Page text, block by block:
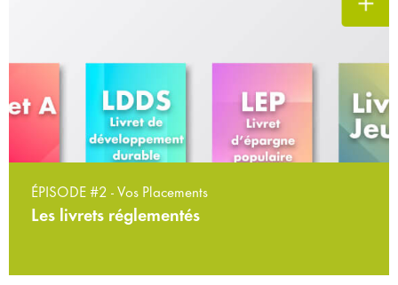
ÉPISODE #2 - Vos Placements
Les livrets réglementés